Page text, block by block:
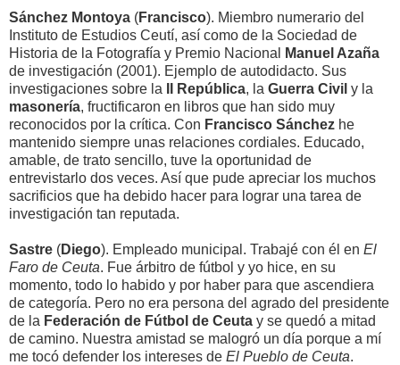
Sánchez Montoya (Francisco). Miembro numerario del
Instituto de Estudios Ceutí, así como de la Sociedad de
Historia de la Fotografía y Premio Nacional
Manuel Azaña
de investigación (2001). Ejemplo de autodidacto. Sus
investigaciones sobre la
II República, la Guerra Civil y la
masonería, fructificaron en libros que han sido muy
reconocidos por la crítica. Con Francisco Sánchez he
mantenido siempre unas relaciones cordiales. Educado,
amable, de trato sencillo, tuve la oportunidad de
entrevistarlo dos veces. Así que pude apreciar los muchos
sacrificios que ha debido hacer para lograr una tarea de
investigación tan reputada.
Sastre (Diego). Empleado municipal. Trabajé con él en El
Faro de Ceuta. Fue árbitro de fútbol y yo hice, en su
momento, todo lo habido y por haber para que ascendiera
de categoría. Pero no era persona del agrado del presidente
de la Federación de Fútbol de Ceuta y se quedó a mitad
de camino. Nuestra amistad se malogró un día porque a mí
me tocó defender los intereses de El Pueblo de Ceuta.